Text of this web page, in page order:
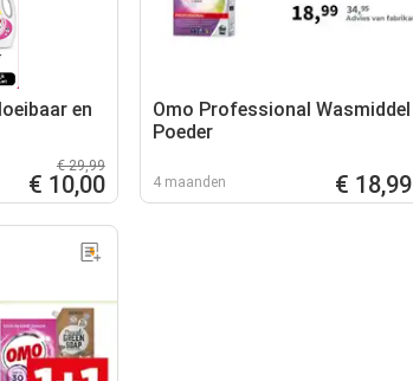
en
€ 29,99
€ 10,00
Omo Professional Wasmiddel
Poeder
4 maanden € 18,99